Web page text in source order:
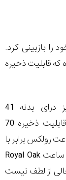
را بازبینی کرد.
4302 مجهز شده که قابلیت ذخیره
نیز درای بدنه 41
میلیمتری بوده که به کالیبر 3235 با قابلیت ذخیره 70
رولکس برابر با
Royal Oak
خالی از لطف نیست